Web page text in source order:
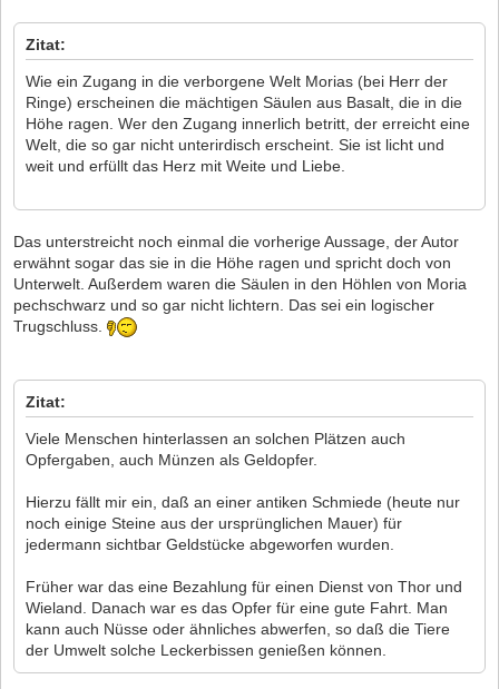
Zitat:
Wie ein Zugang in die verborgene Welt Morias (bei Herr der
Ringe) erscheinen die mächtigen Säulen aus Basalt, die in die
Höhe ragen. Wer den Zugang innerlich betritt, der erreicht eine
Welt, die so gar nicht unterirdisch erscheint. Sie ist licht und
weit und erfüllt das Herz mit Weite und Liebe.
Das unterstreicht noch einmal die vorherige Aussage, der Autor
erwähnt sogar das sie in die Höhe ragen und spricht doch von
Unterwelt. Außerdem waren die Säulen in den Höhlen von Moria
pechschwarz und so gar nicht lichtern. Das sei ein logischer
Trugschluss.
Zitat:
Viele Menschen hinterlassen an solchen Plätzen auch
Opfergaben, auch Münzen als Geldopfer.
Hierzu fällt mir ein, daß an einer antiken Schmiede (heute nur
noch einige Steine aus der ursprünglichen Mauer) für
jedermann sichtbar Geldstücke abgeworfen wurden.
Früher war das eine Bezahlung für einen Dienst von Thor und
Wieland. Danach war es das Opfer für eine gute Fahrt. Man
kann auch Nüsse oder ähnliches abwerfen, so daß die Tiere
der Umwelt solche Leckerbissen genießen können.